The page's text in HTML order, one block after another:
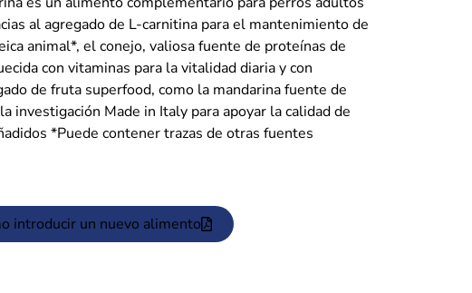
al agregado de L-carnitina para el mantenimiento de
animal*, el conejo, valiosa fuente de proteínas de
con vitaminas para la vitalidad diaria y con
de fruta superfood, como la mandarina fuente de
Made in Italy para apoyar la calidad de
*Puede contener trazas de otras fuentes
introducir un nuevo alimento